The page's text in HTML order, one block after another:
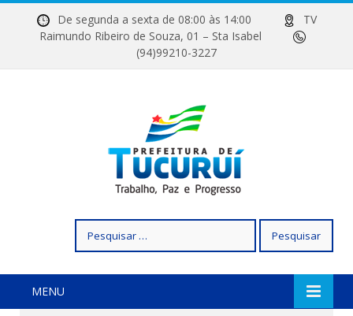
De segunda a sexta de 08:00 às 14:00
TV
Raimundo Ribeiro de Souza, 01 – Sta Isabel
(94)99210-3227
por:
MENU